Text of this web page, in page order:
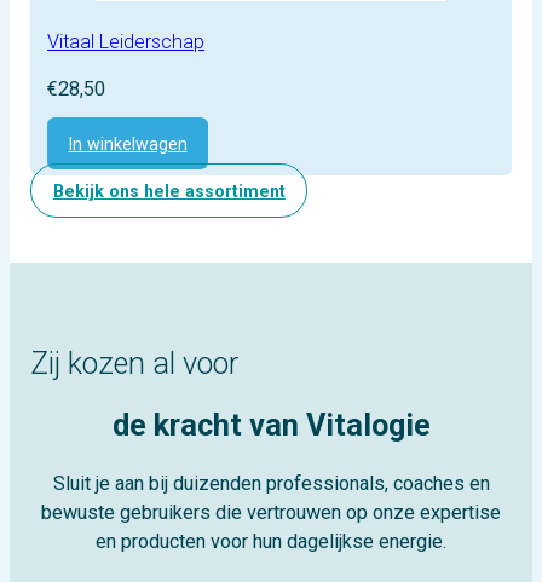
Vitaal Leiderschap
€28,50
In winkelwagen
Bekijk ons hele assortiment
Zij kozen al voor
de kracht van Vitalogie
Sluit je aan bij duizenden professionals, coaches en
bewuste gebruikers die vertrouwen op onze expertise
en producten voor hun dagelijkse energie.